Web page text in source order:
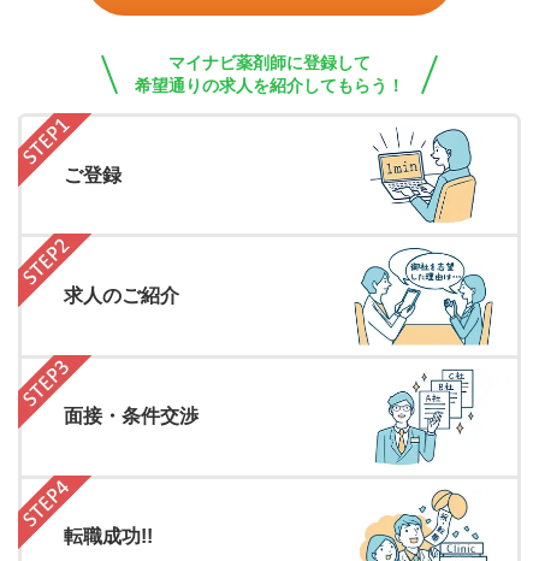
マイナビ薬剤師に登録して
希望通りの求人を紹介してもらう！
ご登録
求人のご紹介
面接・条件交渉
転職成功!!